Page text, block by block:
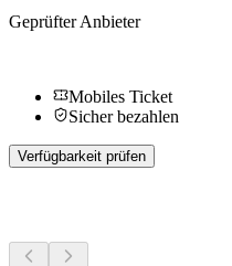
Geprüfter Anbieter
Mobiles Ticket
Sicher bezahlen
Verfügbarkeit prüfen